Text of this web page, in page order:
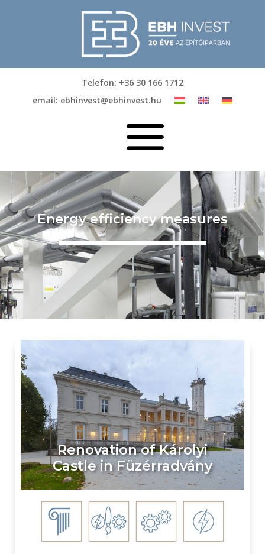
Telefon: +36 30 166 1712
email: ebhinvest@ebhinvest.hu
a
Energy efficiency measures
Renovation of Károlyi
Castle in Füzérradvány